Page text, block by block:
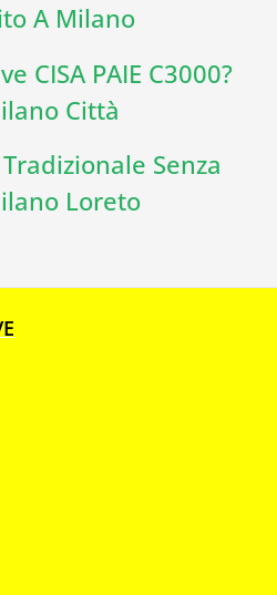
A Milano
CISA PAIE C3000?
Città
Senza
Loreto